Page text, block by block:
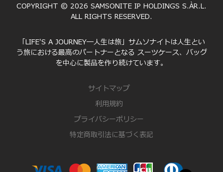
COPYRIGHT © 2026 SAMSONITE IP HOLDINGS S.ÀR.L.
ALL RIGHTS RESERVED.
「LIFE'S A JOURNEY―人生は旅」サムソナイトは人生とい
う旅における最高のパートナーとなる スーツケース、バッグ
を中心に製品を作り続けています。
サイトマップ
利用規約
プライバシーポリシー
特定商取引法に基づく表記